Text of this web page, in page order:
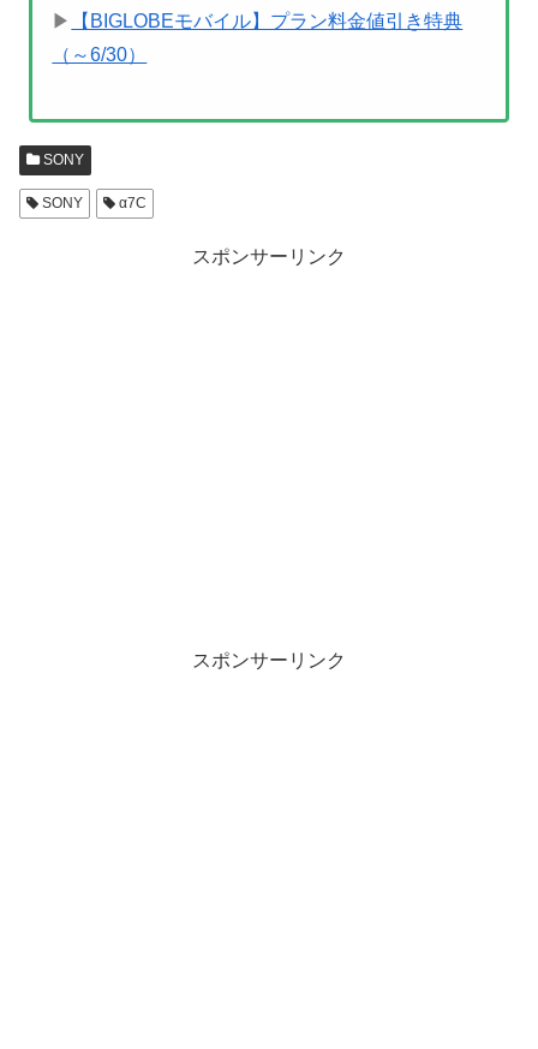
▶
【BIGLOBEモバイル】プラン料金値引き特典
（～6/30）
SONY
SONY α7C
スポンサーリンク
スポンサーリンク